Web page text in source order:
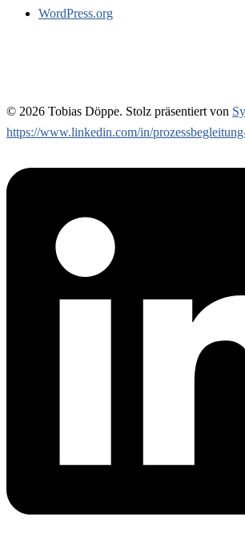
WordPress.org
© 2026 Tobias Döppe. Stolz präsentiert von
https://www.linkedin.com/in/